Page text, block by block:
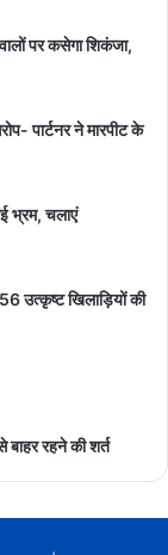
पर कसेगा शिकंजा,
पार्टनर ने मारपीट के
भ्रम, चलाएं
उत्कृष्ट खिलाड़ियों की
रहने की शर्त